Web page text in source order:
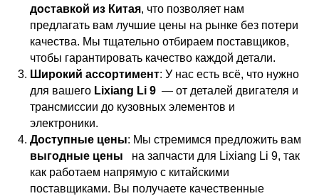
доставкой из Китая, что позволяет нам
предлагать вам лучшие цены на рынке без потери
качества. Мы тщательно отбираем поставщиков,
чтобы гарантировать качество каждой детали.
Широкий ассортимент: У нас есть всё, что нужно
для вашего Lixiang Li 9 — от деталей двигателя и
трансмиссии до кузовных элементов и
электроники.
Доступные цены: Мы стремимся предложить вам
выгодные цены
на запчасти для Lixiang Li 9, так
как работаем напрямую с китайскими
поставщиками. Вы получаете качественные